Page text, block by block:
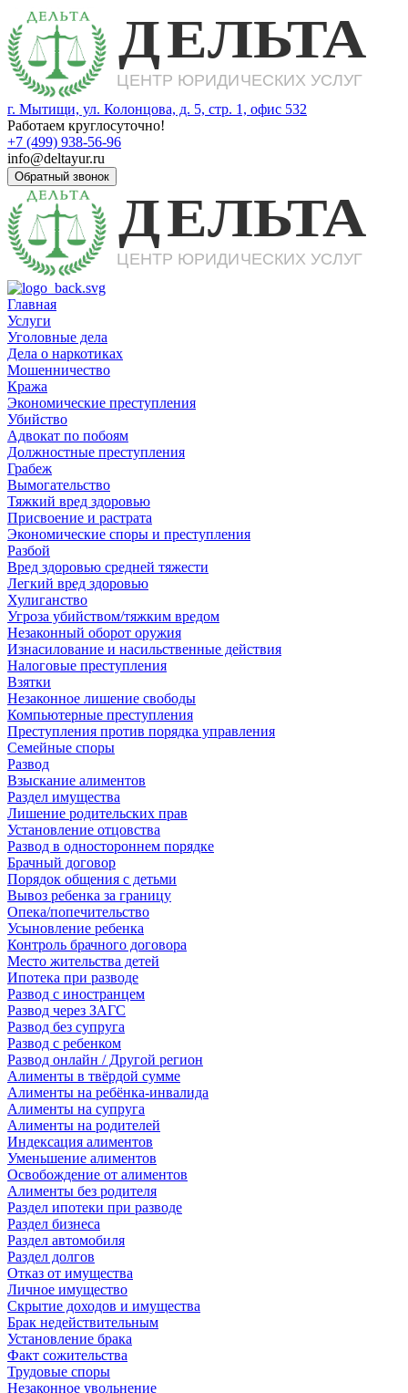
г. Мытищи, ул. Колонцова, д. 5, стр. 1, офис 532
Работаем круглосуточно!
+7 (499) 938-56-96
info@deltayur.ru
Обратный звонок
Главная
Услуги
Уголовные дела
Дела о наркотиках
Мошенничество
Кража
Экономические преступления
Убийство
Адвокат по побоям
Должностные преступления
Грабеж
Вымогательство
Тяжкий вред здоровью
Присвоение и растрата
Экономические споры и преступления
Разбой
Вред здоровью средней тяжести
Легкий вред здоровью
Хулиганство
Угроза убийством/тяжким вредом
Незаконный оборот оружия
Изнасилование и насильственные действия
Налоговые преступления
Взятки
Незаконное лишение свободы
Компьютерные преступления
Преступления против порядка управления
Семейные споры
Развод
Взыскание алиментов
Раздел имущества
Лишение родительских прав
Установление отцовства
Развод в одностороннем порядке
Брачный договор
Порядок общения с детьми
Вывоз ребенка за границу
Опека/попечительство
Усыновление ребенка
Контроль брачного договора
Место жительства детей
Ипотека при разводе
Развод с иностранцем
Развод через ЗАГС
Развод без супруга
Развод с ребенком
Развод онлайн / Другой регион
Алименты в твёрдой сумме
Алименты на ребёнка-инвалида
Алименты на супруга
Алименты на родителей
Индексация алиментов
Уменьшение алиментов
Освобождение от алиментов
Алименты без родителя
Раздел ипотеки при разводе
Раздел бизнеса
Раздел автомобиля
Раздел долгов
Отказ от имущества
Личное имущество
Скрытие доходов и имущества
Брак недействительным
Установление брака
Факт сожительства
Трудовые споры
Незаконное увольнение